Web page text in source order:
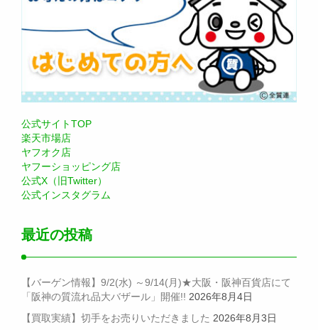
公式サイトTOP
楽天市場店
ヤフオク店
ヤフーショッピング店
公式X（旧Twitter）
公式インスタグラム
最近の投稿
【バーゲン情報】9/2(水) ～9/14(月)★大阪・阪神百貨店にて
「阪神の質流れ品大バザール」開催!! 2026年8月4日
【買取実績】切手をお売りいただきました 2026年8月3日